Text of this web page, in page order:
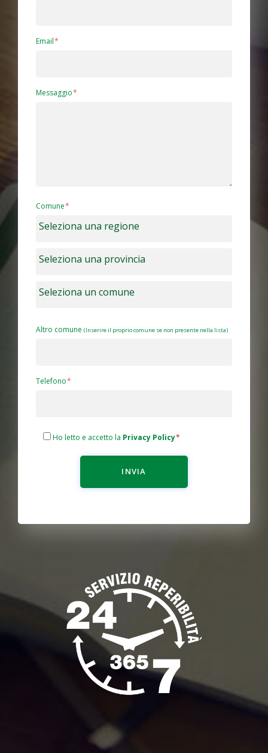
Email
Messaggio
Comune
Altro comune (Inserire il proprio comune se non presente nella lista)
Telefono
Ho letto e accetto la Privacy Policy